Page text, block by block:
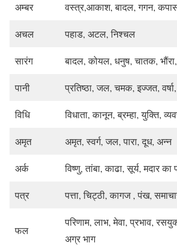
अम्बर वस्त्र,आकाश, बादल, गगन,
अचल पहाड, अटल, निश्चल
सारंग बादल, कोयल, धनुष, चातक, भौंरा,
पानी प्रतिष्ठा, जल, चमक, इज्जत, वर्षा,
विधि विधाता, कानून, ब्रम्हा, युक्ति,
अमृत अमृत, स्वर्ग, जल, पारा, दूध, अन्न
अर्क विष्णु, तांबा, काढा, सूर्य, मदार
पत्र पत्ता, चिट्ठी, कागज , पंख,
फल
परिणाम, लाभ, मेवा, प्रभाव,
अग्र भाग